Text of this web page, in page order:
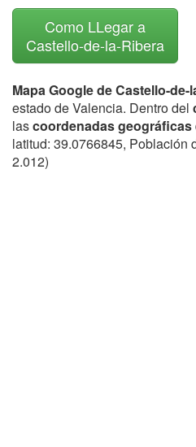
Como LLegar a
Castello-de-la-Ribera
Mapa Google de Castello-de-
estado de Valencia. Dentro del
lascoordenadas geográficas
latitud: 39.0766845, Población
2.012)